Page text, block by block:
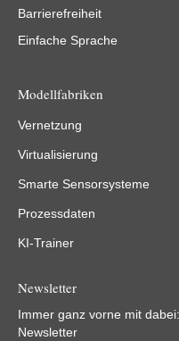
Barrierefreiheit
Einfache Sprache
Modellfabriken
Vernetzung
Virtualisierung
Smarte Sensorsysteme
Prozessdaten
KI-Trainer
Newsletter
Immer ganz vorne mit
Newsletter